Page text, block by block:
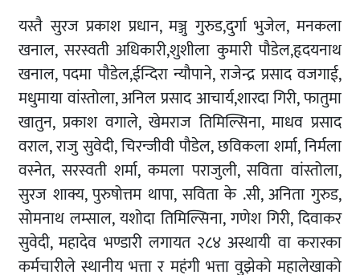
यस्तै सुरज प्रकाश प्रधान, मञ्जु गुरुड,दुर्गा भुजेल, मनकला
खनाल, सरस्वती अधिकारी,शुशीला कुमारी पौडेल,हृदयनाथ
खनाल, पदमा पौडेल,ईन्दिरा न्यौपाने, राजेन्द्र प्रसाद वजगाई,
मधुमाया वांस्तोला, अनिल प्रसाद आचार्य,शारदा गिरी, फातुमा
खातुन, प्रकाश वगाले, खेमराज तिमिल्सिना, माधव प्रसाद
वराल, राजु सुवेदी, चिरन्जीवी पौडेल, छविकला शर्मा, निर्मला
वस्नेत, सरस्वती शर्मा, कमला पराजुली, सविता वांस्तोला,
सुरज शाक्य, पुरुषोत्तम थापा, सविता के .सी, अनिता गुरुड,
सोमनाथ लम्साल, यशोदा तिमिल्सिना, गणेश गिरी, दिवाकर
सुवेदी, महादेव भण्डारी लगायत २८४ अस्थायी वा करारका
कर्मचारीले स्थानीय भत्ता र महंगी भत्ता वुझेको महालेखाको